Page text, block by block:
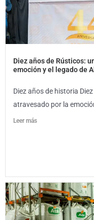
Diez años de Rústicos:
emoción y el legado de
Diez años de historia
atravesado por la
Leer más